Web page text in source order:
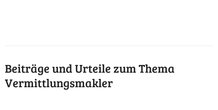
Beiträge und Urteile zum Thema
Vermittlungsmakler